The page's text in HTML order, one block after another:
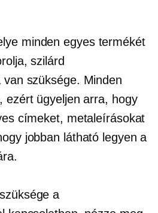
minden egyes termékét
szilárd
van szüksége. Minden
ezért ügyeljen arra, hogy
címeket, metaleírásokat
jobban látható legyen a
a